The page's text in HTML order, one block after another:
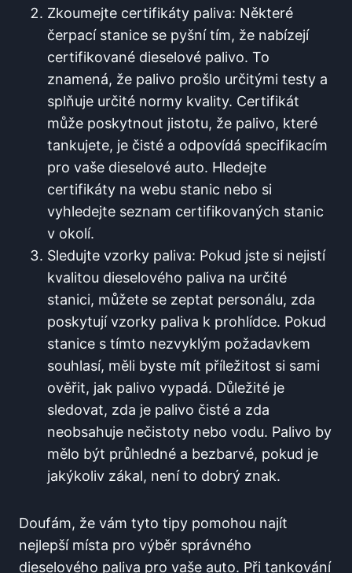
Zkoumejte certifikáty paliva: Některé
čerpací ‍stanice se⁣ pyšní tím, ⁣že ⁢nabízejí
certifikované dieselové⁢ palivo. To⁢
znamená,⁢ že palivo prošlo určitými testy a
splňuje určité normy kvality.‍ Certifikát
může poskytnout⁤ jistotu, že ​palivo, které
tankujete, je čisté a odpovídá specifikacím
pro vaše dieselové auto. ⁢Hledejte
certifikáty na ⁤webu stanic nebo si
vyhledejte seznam certifikovaných stanic
⁤v okolí.
Sledujte vzorky paliva: ⁣Pokud jste ⁢si nejistí
kvalitou dieselového paliva na určité
stanici, můžete se zeptat personálu, zda
poskytují vzorky⁢ paliva⁢ k prohlídce. Pokud
stanice s tímto nezvyklým požadavkem
souhlasí, měli byste‌ mít⁢ příležitost si sami
ověřit,⁣ jak palivo⁣ vypadá. ⁢Důležité je
sledovat, ⁢zda je palivo⁣ čisté a⁣ zda
neobsahuje nečistoty nebo vodu. ‌Palivo by
mělo být průhledné a bezbarvé, ‍pokud je
‍jakýkoliv⁢ zákal, není to‍ dobrý⁣ znak.
Doufám, že vám tyto tipy pomohou najít⁣
nejlepší místa pro výběr správného
dieselového‍ paliva ​pro vaše auto. Při tankování